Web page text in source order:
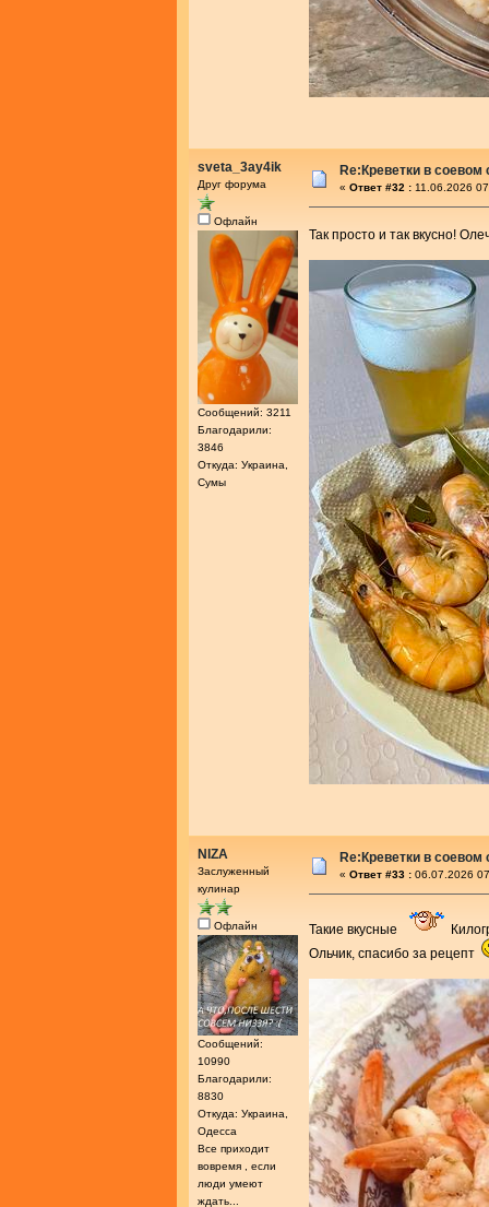
sveta_3ay4ik
Друг форума
Офлайн
Сообщений: 3211
Благодарили:
3846
Откуда: Украина,
Сумы
Re:Креветки в
« Ответ #32 : 11.06.2026
Так просто и так вкусно!
NIZA
Заслуженный
кулинар
Офлайн
Сообщений:
10990
Благодарили:
8830
Откуда: Украина,
Одесса
Все приходит
вовремя , если
люди умеют
ждать...
Re:Креветки в
« Ответ #33 : 06.07.2026
Такие вкусные
Ольчик, спасибо за рецепт